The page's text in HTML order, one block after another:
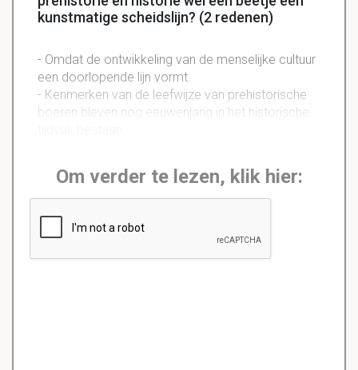
kunstmatige scheidslijn? (2 redenen)
- Omdat de ontwikkeling van de menselijke cultuur
een doorlopende lijn vormt.
- Kenmerken van de leefwijze van prehistorische
boeren bleven nog eeuwenlang in het historische
Om verder te lezen, klik hier: